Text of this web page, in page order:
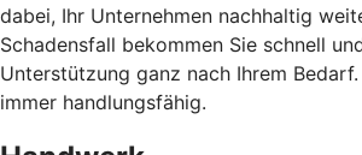
dabei, Ihr Unternehmen nachhaltig
Schadensfall bekommen Sie schnell
Unterstützung ganz nach Ihrem
immer handlungsfähig.